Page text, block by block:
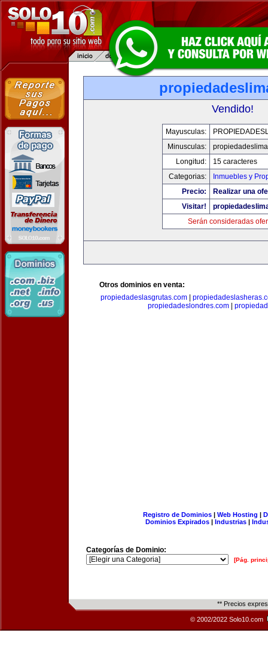
Vendido!
Mayusculas:
Minusculas:
Longitud:
15 caracteres
Categorias:
Inmuebles y
Precio:
Realizar una
Visitar!
Serán consideradas
Otros dominios en venta:
propiedadeslasgrutas.com|
propiedadeslondres.com
Registro de Dominios| Web Hosting |
Dominios Expirados | Industrias |
Categorías de Dominio:
[Pág.
** Precios
© 2002/2022 Solo10.com